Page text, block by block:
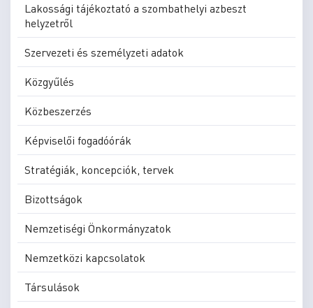
Lakossági tájékoztató a szombathelyi azbeszt
helyzetről
Szervezeti és személyzeti adatok
Közgyűlés
Közbeszerzés
Képviselői fogadóórák
Stratégiák, koncepciók, tervek
Bizottságok
Nemzetiségi Önkormányzatok
Nemzetközi kapcsolatok
Társulások